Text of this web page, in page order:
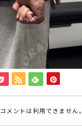
コメントは利用できません。